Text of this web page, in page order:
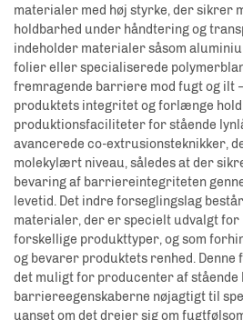
materialer med høj styrke, der sikrer
holdbarhed under håndtering og
indeholder materialer såsom
folier eller specialiserede
fremragende barriere mod fugt og ilt
produktets integritet og forlænge
produktionsfaciliteter for stående
avancerede co-extrusionsteknikker,
molekylært niveau, således at der
bevaring af barriereintegriteten
levetid. Det indre forseglingslag
materialer, der er specielt udvalgt for
forskellige produkttyper, og som
og bevarer produktets renhed.
det muligt for producenter af stående
barriereegenskaberne nøjagtigt til
uanset om det drejer sig om